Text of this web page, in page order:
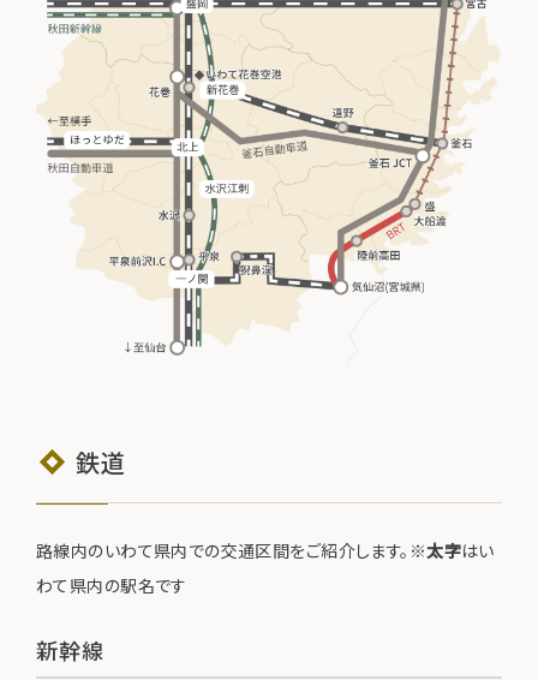
鉄道
路線内のいわて県内での交通区間をご紹介します。※太字はい
わて県内の駅名です
新幹線